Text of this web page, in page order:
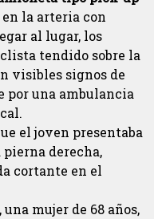
la arteria con
al lugar, los
tendido sobre la
visibles signos de
por una ambulancia
el joven presentaba
derecha,
cortante en el
mujer de 68 años,